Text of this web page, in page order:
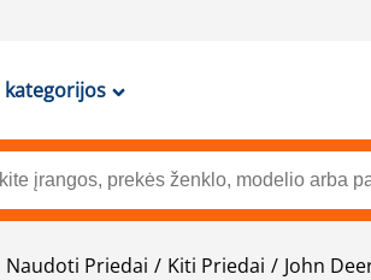
kategorijos
Naudoti Priedai Kiti Priedai John